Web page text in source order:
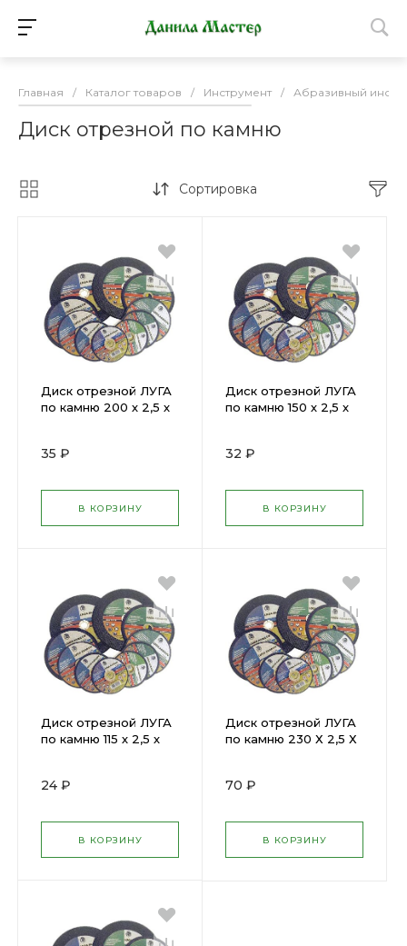
Главная / Каталог товаров / Инструмент / Абразивный
Диск отрезной по камню
Сортировка
Диск отрезной ЛУГА
по камню 200 х 2,5 х
35 ₽
В КОРЗИНУ
Диск отрезной ЛУГА
по камню 150 х 2,5 х
32 ₽
В КОРЗИНУ
Диск отрезной ЛУГА
по камню 115 х 2,5 х
24 ₽
В КОРЗИНУ
Диск отрезной ЛУГА
по камню 230 Х 2,5 Х
70 ₽
В КОРЗИНУ